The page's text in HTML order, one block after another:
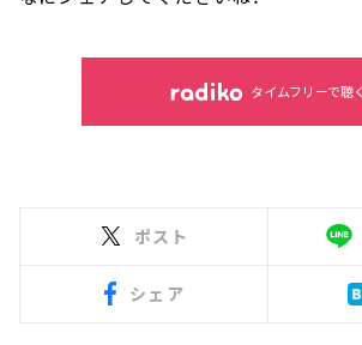
タイムフリーで聴く
ポスト
シェア